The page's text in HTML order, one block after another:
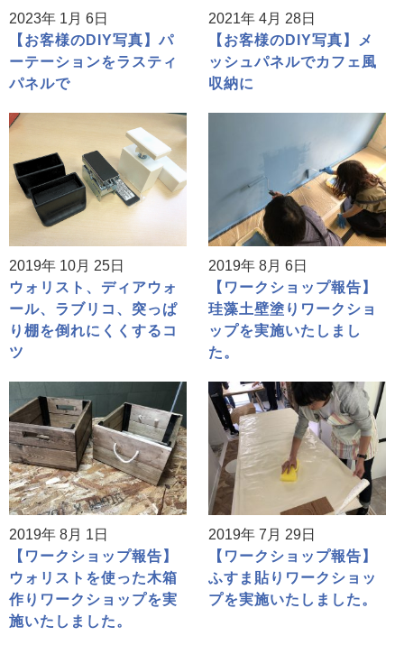
2023年 1月 6日
【お客様のDIY写真】パ
ーテーションをラスティ
パネルで
2021年 4月 28日
【お客様のDIY写真】メ
ッシュパネルでカフェ風
収納に
2019年 10月 25日
ウォリスト、ディアウォ
ール、ラブリコ、突っぱ
り棚を倒れにくくするコ
ツ
2019年 8月 6日
【ワークショップ報告】
珪藻土壁塗りワークショ
ップを実施いたしまし
た。
2019年 8月 1日
【ワークショップ報告】
ウォリストを使った木箱
作りワークショップを実
施いたしました。
2019年 7月 29日
【ワークショップ報告】
ふすま貼りワークショッ
プを実施いたしました。